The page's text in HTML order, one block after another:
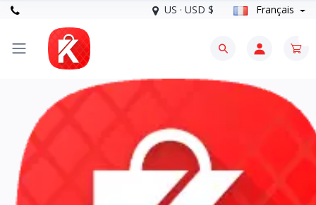
US · USD $ Français